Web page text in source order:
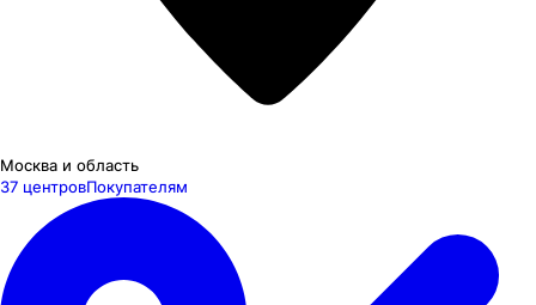
Москва и область
37 центровПокупателям